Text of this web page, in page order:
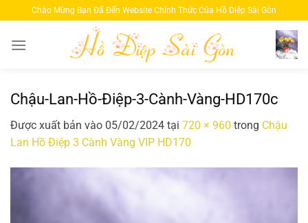
qua
nội
Chào Mừng Bạn Đã Đến Website Chính Thức Của Hồ Diệp Sài Gòn
Chậu-Lan-Hồ-Điệp-3-Cành-Vàng-HD170c
Được xuất bản vào 05/02/2024 tại 720 × 960 trong Chậu
Lan Hồ Điệp 3 Cành Vàng VIP HD170